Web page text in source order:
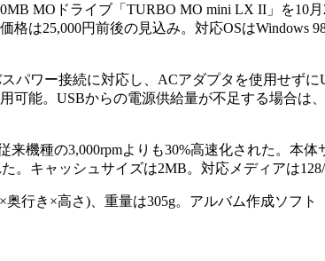
MOドライブ「TURBO MO mini LX II」を10
格は25,000円前後の見込み。対応OSはWindows
パワー接続に対応し、ACアダプタを使用せずに
可能。USBからの電源供給量が不足する場合は
来機種の3,000rpmよりも30%高速化された。本
。キャッシュサイズは2MB。対応メディアは128/
行き×高さ)、重量は305g。アルバム作成ソフト